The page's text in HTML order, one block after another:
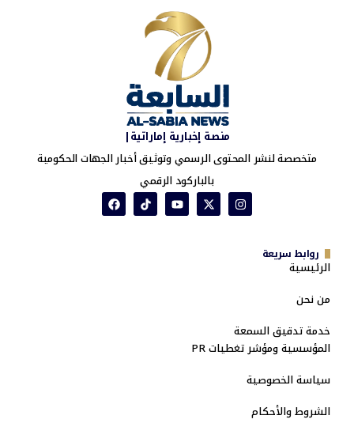
منصة إخبارية إماراتية|
متخصصة لنشر المحتوى الرسمي وتوثيق أخبار الجهات الحكومية
بالباركود الرقمي
روابط سريعة
الرئيسية
من نحن
خدمة تدقيق السمعة
المؤسسية ومؤشر تغطيات PR
سياسة الخصوصية
الشروط والأحكام